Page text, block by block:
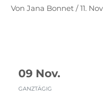
VonJana Bonnet/11.
09 Nov.
GANZTÄGIG